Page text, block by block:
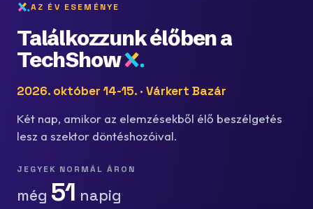
AZ ÉV ESEMÉNYE
Találkozzunk élőben a
TechShow
2026. október 14-15. · Várkert Bazár
Két nap, amikor az elemzésekből élő beszélgetés
lesz a szektor döntéshozóival.
JEGYEK NORMÁL ÁRON
még 51 napig